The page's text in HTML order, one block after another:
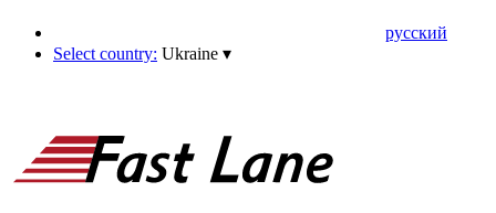
pусский
Select country: Ukraine ▾